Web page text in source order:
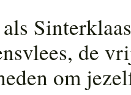
de
om